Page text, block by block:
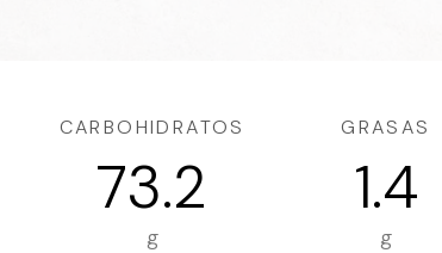
CARBOHIDRATOS
73.2
g
GRASAS
1.4
g